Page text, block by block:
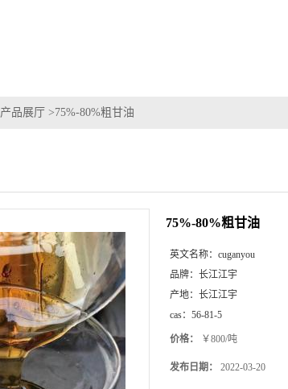
产品展厅 >75%-80%粗甘油
75%-80%粗甘油
英文名称： cuganyou
品牌： 长江江宇
产地： 长江江宇
cas： 56-81-5
价格： ￥800/吨
发布日期： 2022-03-20